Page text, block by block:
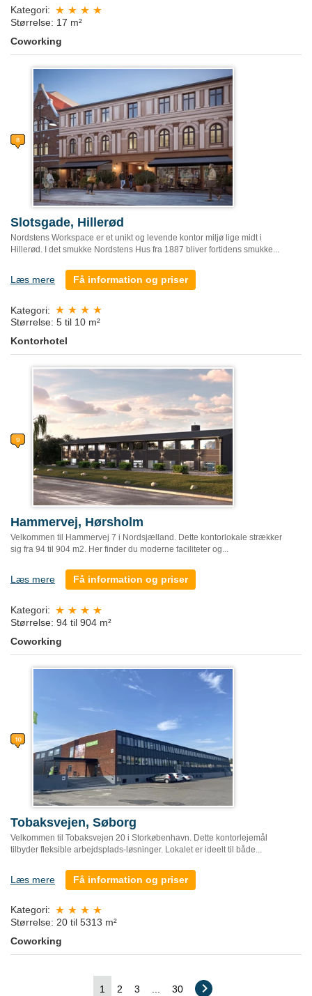
Kategori:
Størrelse: 17 m²
Coworking
Slotsgade, Hillerød
Nordstens Workspace er et unikt og levende kontor miljø lige midt i
Hillerød. I det smukke Nordstens Hus fra 1887 bliver fortidens smukke...
Læs mere Få information og priser
Kategori:
Størrelse: 5 til 10 m²
Kontorhotel
Hammervej, Hørsholm
Velkommen til Hammervej 7 i Nordsjælland. Dette kontorlokale strækker
sig fra 94 til 904 m2. Her finder du moderne faciliteter og...
Læs mere Få information og priser
Kategori:
Størrelse: 94 til 904 m²
Coworking
Tobaksvejen, Søborg
Velkommen til Tobaksvejen 20 i Storkøbenhavn. Dette kontorlejemål
tilbyder fleksible arbejdsplads-løsninger. Lokalet er ideelt til både...
Læs mere Få information og priser
Kategori:
Størrelse: 20 til 5313 m²
Coworking
1 2 3 30